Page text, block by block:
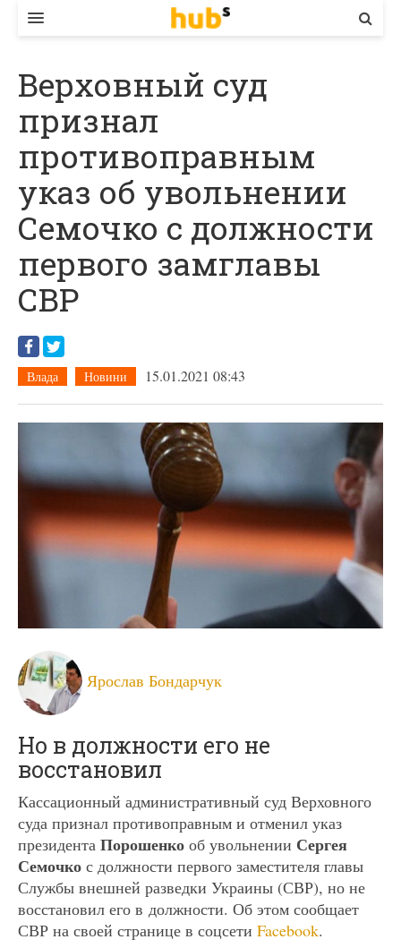
ЕКОНОМІКА
БІЗНЕС
СТАРТЕР
КОНТАКТИ
Верховный суд
признал
противоправным
указ об увольнении
Семочко с должности
первого замглавы
СВР
Влада Новини 15.01.2021 08:43
Ярослав Бондарчук
Но в должности его не
восстановил
Кассационный административный суд Верховного
суда признал противоправным и отменил указ
президента Порошенко об увольнении Сергея
Семочко с должности первого заместителя главы
Службы внешней разведки Украины (СВР), но не
восстановил его в должности. Об этом сообщает
СВР на своей странице в соцсети Facebook.